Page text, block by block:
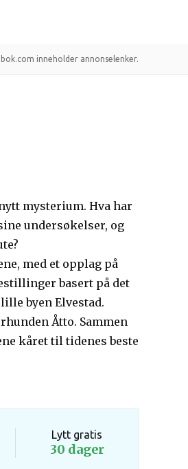
inneholder annonselenker.
mysterium. Hva har
undersøkelser, og
med et opplag på
basert på det
byen Elvestad.
Åtto. Sammen
kåret til tidenes beste
Lytt gratis
30 dager